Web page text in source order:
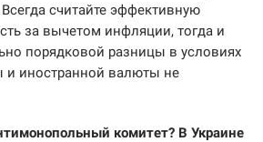
считайте эффективную
за вычетом инфляции, тогда и
порядковой разницы в условиях
и иностранной валюты не
комитет? В Украине